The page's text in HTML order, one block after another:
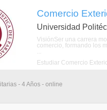
Comercio
Universidad
VisiónSer una carrera
comercio, formando los
...
Estudiar Comercio
- 4 Años - online